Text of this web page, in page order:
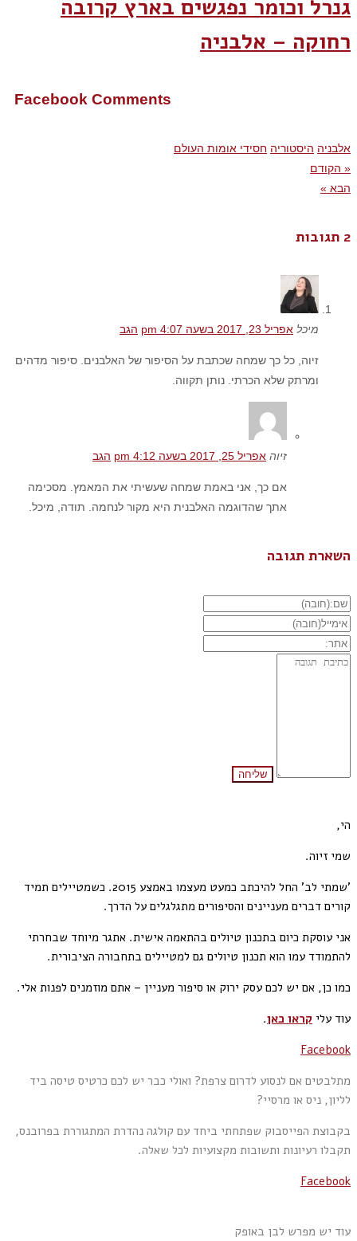
גנרל וכומר נפגשים בארץ קרובה
רחוקה – אלבניה
Facebook Comments
אלבניה היסטוריה חסידי אומות העולם
« הקודם
הבא »
2 תגובות
מיכל אפריל 23, 2017 בשעה 4:07 pm הגב
זיוה, כל כך שמחה שכתבת על הסיפור של האלבנים. סיפור מדהים
ומרתק שלא הכרתי. נותן תקווה.
זיוה אפריל 25, 2017 בשעה 4:12 pm הגב
אם כך, אני באמת שמחה שעשיתי את המאמץ. מסכימה
אתך שהדוגמה האלבנית היא מקור לנחמה. תודה, מיכל.
השארת תגובה
הי,
שמי זיוה.
'שמתי לב' החל להיכתב כמעט מעצמו באמצע 2015. כשמטיילים תמיד
קורים דברים מעניינים והסיפורים מתגלגלים על הדרך.
אני עוסקת כיום בתכנון טיולים בהתאמה אישית. אתגר מיוחד שבחרתי
להתמודד עמו הוא תכנון טיולים גם למטיילים בתחבורה הציבורית.
כמו כן, אם יש לכם עסק ירוק או סיפור מעניין – אתם מוזמנים לפנות אלי.
עוד עלי קראו כאן.
Facebook
מתלבטים אם לנסוע לדרום צרפת? ואולי כבר יש לכם כרטיס טיסה ביד
לליון, ניס או מרסיי?
בקבוצת הפייסבוק שפתחתי ביחד עם קולגה נהדרת המתגוררת בפרובנס,
תקבלו רעיונות ותשובות מקצועיות לכל שאלה.
Facebook
עוד יש מפרש לבן באופק